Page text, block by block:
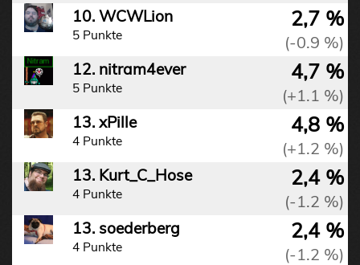
10. WCWLion
5 Punkte
2,7 %
(-0.9 %)
12. nitram4ever
5 Punkte
4,7 %
(+1.1 %)
13. xPille
4 Punkte
4,8 %
(+1.2 %)
13. Kurt_C_Hose
4 Punkte
2,4 %
(-1.2 %)
13. soederberg
4 Punkte
2,4 %
(-1.2 %)